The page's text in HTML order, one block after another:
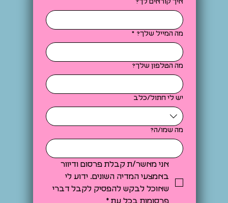
מה המייל שלך? *
מה הטלפון שלך?
יש לי חתול/כלב
מה שמו/ה?
אני מאשר/ת קבלת פרסום ודיוור
באמצעי המדיה השונים. ידוע לי
שאוכל לבקש להפסיק לקבל דברי
פרסומות בכל עת *